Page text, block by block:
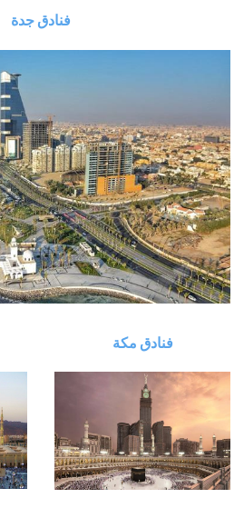
فنادق جدة
فنادق مكة